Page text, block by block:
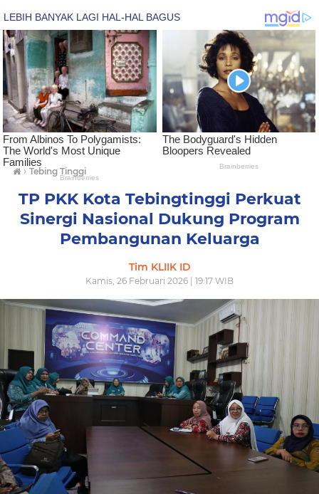
› Tebing Tinggi
TP PKK Kota Tebingtinggi Perkuat
Sinergi Nasional Dukung Program
Pembangunan Keluarga
Tim KLIIK ID
Kamis, 26 Februari 2026 | 19:17 WIB